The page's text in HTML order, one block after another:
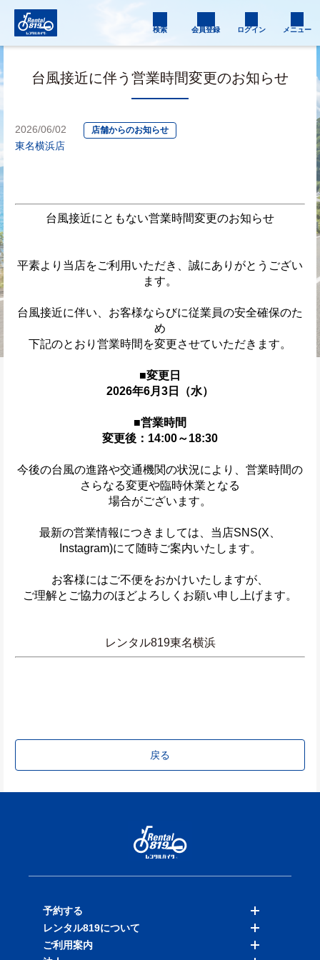
検索 会員登録 ログイン メニュー
台風接近に伴う営業時間変更のお知らせ
2026/06/02 店舗からのお知らせ
東名横浜店
台風接近にともない営業時間変更のお知らせ
平素より当店をご利用いただき、誠にありがとうござい
ます。
台風接近に伴い、お客様ならびに従業員の安全確保のた
め
下記のとおり営業時間を変更させていただきます。
■変更日
2026年6月3日（水）
■営業時間
変更後：14:00～18:30
今後の台風の進路や交通機関の状況により、営業時間の
さらなる変更や臨時休業となる
場合がございます。
最新の営業情報につきましては、当店SNS(X、
Instagram)にて随時ご案内いたします。
お客様にはご不便をおかけいたしますが、
ご理解とご協力のほどよろしくお願い申し上げます。
レンタル819東名横浜
戻る
予約する
バイクを探す
店舗を探す
レンタル819について
料金表
ご利用案内